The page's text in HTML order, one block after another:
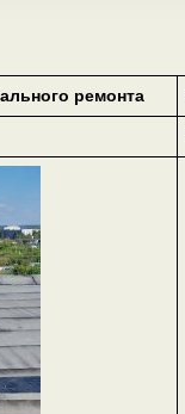
ремонта